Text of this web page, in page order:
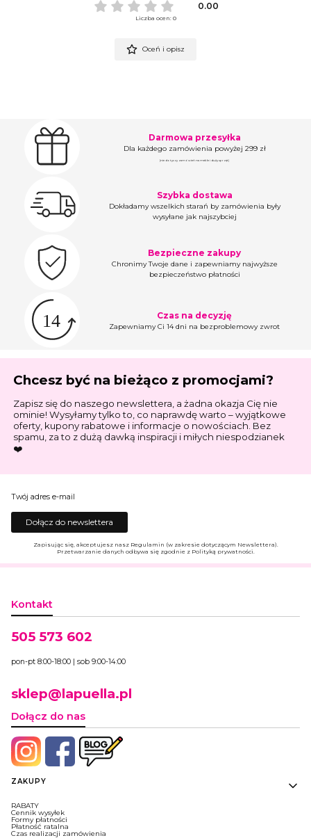
0.00
Liczba ocen: 0
Oceń i opisz
Darmowa przesyłka
Dla każdego zamówienia powyżej 299 zł
(nie dotyczy zamówień na meble i duży sprzęt)
Szybka dostawa
Dokładamy wszelkich starań by zamówienia były
wysyłane jak najszybciej
Bezpieczne zakupy
Chronimy Twoje dane i zapewniamy najwyższe
bezpieczeństwo płatności
Czas na decyzję
Zapewniamy Ci 14 dni na bezproblemowy zwrot
Chcesz być na bieżąco z promocjami?
Zapisz się do naszego newslettera, a żadna okazja Cię nie
ominie! Wysyłamy tylko to, co naprawdę warto – wyjątkowe
oferty, kupony rabatowe i informacje o nowościach. Bez
spamu, za to z dużą dawką inspiracji i miłych niespodzianek
❤️
Twój adres e-mail
Dołącz do newslettera
Zapisując się, akceptujesz nasz Regulamin (w zakresie dotyczącym Newslettera).
Przetwarzanie danych odbywa się zgodnie z Polityką prywatności.
Kontakt
505 573 602
pon-pt 8:00-18:00 | sob 9:00-14:00
sklep@lapuella.pl
Dołącz do nas
Linki w stopce
ZAKUPY
RABATY
Cennik wysyłek
Formy płatności
Płatność ratalna
Czas realizacji zamówienia